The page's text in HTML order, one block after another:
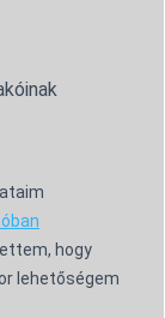
hogy
lehetőségem